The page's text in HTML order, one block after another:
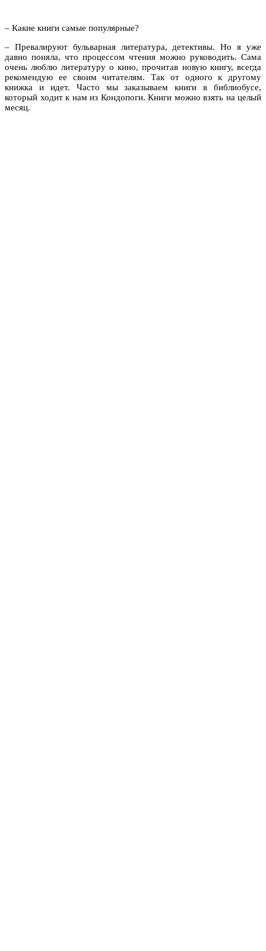
– Какие книги самые популярные?
– Превалируют бульварная литература, детективы. Но я уже
давно поняла, что процессом чтения можно руководить. Сама
очень люблю литературу о кино, прочитав новую книгу, всегда
рекомендую ее своим читателям. Так от одного к другому
книжка и идет. Часто мы заказываем книги в библиобусе,
который ходит к нам из Кондопоги. Книги можно взять на целый
месяц.